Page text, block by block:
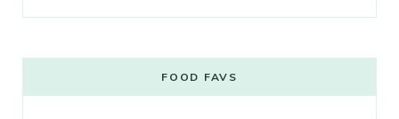
b
t
g
l
t
a
e
o
l
FOOD FAVS